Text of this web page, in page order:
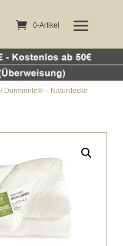
0-Artikel
/ Dormiente® – Naturdecke